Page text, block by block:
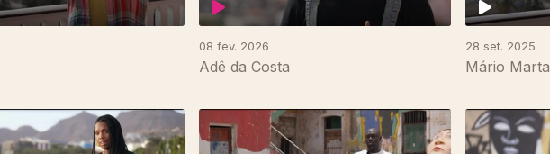
08 fev. 2026
Adê da Costa
28 set. 2025
Mário Marta